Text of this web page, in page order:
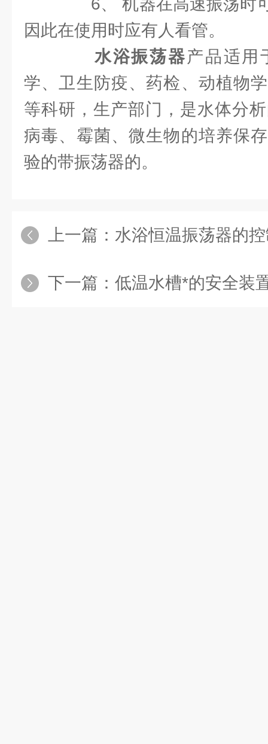
6、 机器在高速振荡时
因此在使用时应有人看管。
水浴振荡器产品适用
学、卫生防疫、药检、动植物
等科研，生产部门，是水体分
病毒、霉菌、微生物的培养保
验的带振荡器的。
上一篇： 水浴恒温振荡器的
下一篇： 低温水槽*的安全装